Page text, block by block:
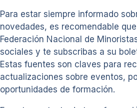
Para estar siempre informado
novedades, es recomendable
Federación Nacional de
sociales y te subscribas a su
Estas fuentes son claves para
actualizaciones sobre eventos,
oportunidades de formación.